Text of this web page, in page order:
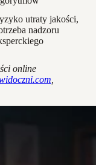
utraty jakości,
nadzoru
ści online